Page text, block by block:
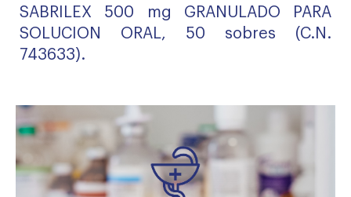
SABRILEX 500 mg GRANULADO PARA
SOLUCION ORAL, 50 sobres (C.N.
743633).